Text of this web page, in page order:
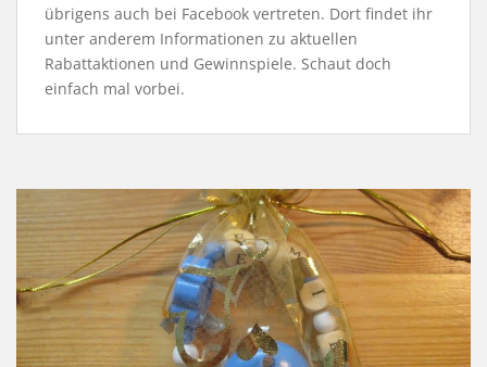
übrigens auch bei Facebook vertreten. Dort findet ihr
unter anderem Informationen zu aktuellen
Rabattaktionen und Gewinnspiele. Schaut doch
einfach mal vorbei.